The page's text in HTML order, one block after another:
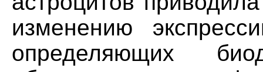
изменению
определяющих